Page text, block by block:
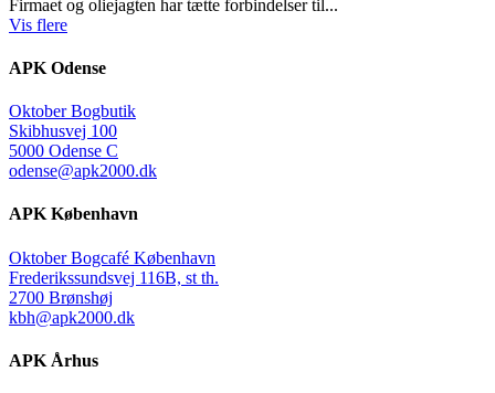
Firmaet og oliejagten har tætte forbindelser til...
Vis flere
APK Odense
Oktober Bogbutik
Skibhusvej 100
5000 Odense C
odense@apk2000.dk
APK København
Oktober Bogcafé København
Frederikssundsvej 116B, st th.
2700 Brønshøj
kbh@apk2000.dk
APK Århus